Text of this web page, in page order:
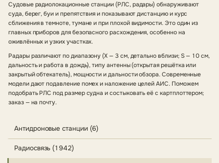
Судовые радиолокационные станции (РЛС, радары) обнаруживают
суда, берег, буи и препятствия и показывают дистанцию и курс
сближения в темноте, тумане и при плохой видимости. Это один из
главных приборов для безопасного расхождения, особенно на
оживлённых и узких участках.
Радары различают по диапазону (X — 3 см, детально вблизи; S — 10 см,
дальность и работа в дождь), типу антенны (открытая решётка или
закрытый обтекатель), мощности и дальности обзора. Современные
модели дают подавление помех и наложение целей АИС. Поможем
подобрать РЛС под размер судна и состыковать её с картплоттером;
заказ — на почту.
Антидроновые станции (6)
Радиосвязь (1942)